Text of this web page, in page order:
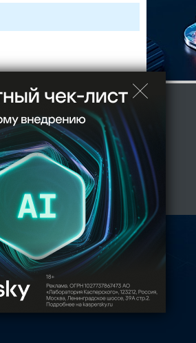
(Роскомнадзор) 27.01.2017
только с письменного